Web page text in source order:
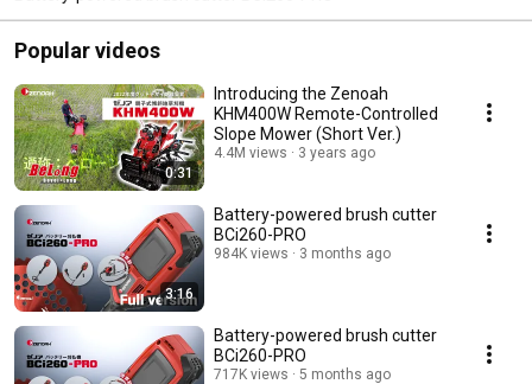
Popular videos
0:31
Introducing the Zenoah
KHM400W Remote-Controlled
Slope Mower (Short Ver.)
4.4M views 3 years ago
3:16
Battery-powered brush cutter
BCi260-PRO
984K views 3 months ago
Battery-powered brush cutter
BCi260-PRO
717K views 5 months ago